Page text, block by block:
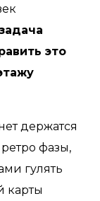
это
держатся
фазы,
гулять
карты